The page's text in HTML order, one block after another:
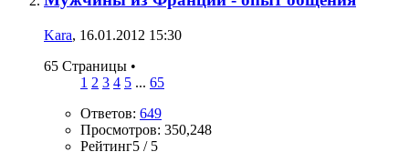
Kara, 16.01.2012 15:30
65 Страницы •
1 2 3 4 5 ... 65
Ответов: 649
Просмотров: 350,248
Рейтинг5 / 5